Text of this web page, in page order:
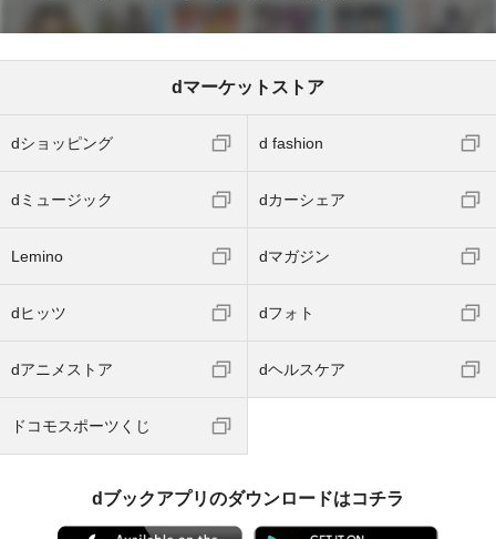
dマーケットストア
dショッピング d fashion
dミュージック dカーシェア
Lemino dマガジン
dヒッツ dフォト
dアニメストア dヘルスケア
ドコモスポーツくじ
dブックアプリのダウンロードはコチラ